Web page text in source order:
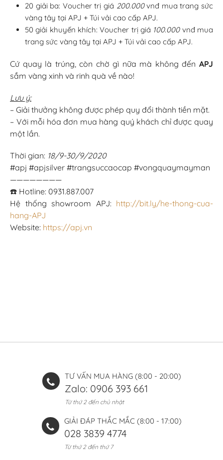
20 giải ba: Voucher trị giá 200.000vnđ mua trang sức
vàng tây tại APJ + Túi vải cao cấp APJ.
50 giải khuyến khích: Voucher trị giá 100.000vnđ mua
trang sức vàng tây tại APJ + Túi vải cao cấp APJ.
Cứ quay là trúng, còn chờ gì nữa mà không đến APJ
sắm vàng xinh và rinh quà về nào!
Lưu ý:
– Giải thưởng không được phép quy đổi thành tiền mặt.
– Với mỗi hóa đơn mua hàng quý khách chỉ được quay
một lần.
Thời gian: 18/9-30/9/2020
#apj #apjsilver #trangsuccaocap #vongquaymayman
————————
☎️ Hotline: 0931.887.007
Hệ thống showroom APJ: http://bit.ly/he-thong-cua-
hang-APJ
Website: https://apj.vn
TƯ VẤN MUA HÀNG (8:00 - 20:00)
Zalo: 0906 393 661
Từ thứ 2 đến chủ nhật
GIẢI ĐÁP THẮC MẮC (8:00 - 17:00)
028 3839 4774
Từ thứ 2 đến thứ 7